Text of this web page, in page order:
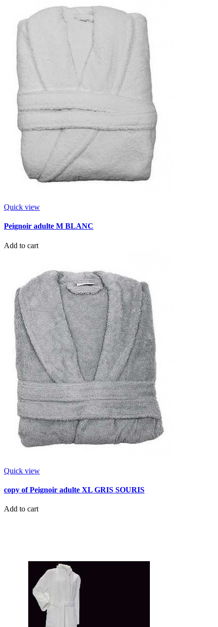
Quick view
Peignoir adulte M BLANC
Add to cart
Quick view
copy of Peignoir adulte XL GRIS SOURIS
Add to cart